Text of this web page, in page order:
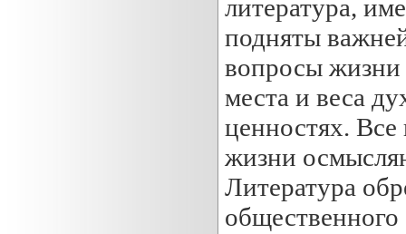
литература,
подняты
вопросы жизни
места и веса
ценностях.
жизни
Литература
общественного